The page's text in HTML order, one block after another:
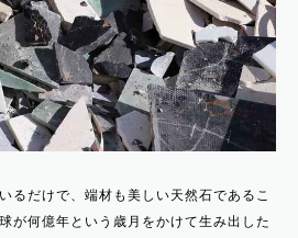
るだけで、端材も美しい天然石であるこ
が何億年という歳月をかけて生み出した